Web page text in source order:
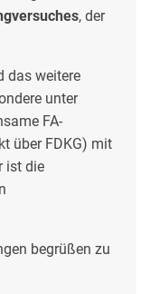
, der
das weitere
unter
FA-
über FDKG) mit
ist die
begrüßen zu